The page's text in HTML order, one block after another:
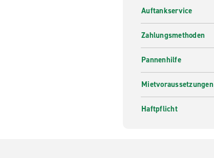
Auftankservice
Zahlungsmethoden
Pannenhilfe
Mietvoraussetzungen
Haftpflicht